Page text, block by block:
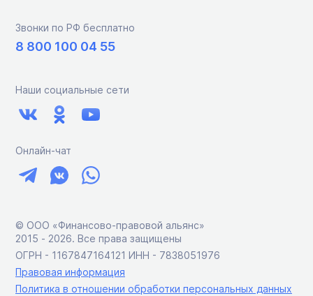
Звонки по РФ бесплатно
8 800 100 04 55
Наши социальные сети
Онлайн-чат
© ООО «Финансово-правовой альянс»
2015 ‑ 2026. Все права защищены
ОГРН - 1167847164121 ИНН - 7838051976
Правовая информация
Политика в отношении обработки персональных данных